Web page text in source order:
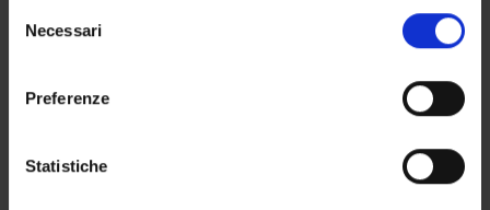
modificare o revocare il proprio consenso in qualsiasi
momento dalla Dichiarazione sui cookie o facendo clic
raccogliere informazioni sulla tua posizione
geografica, con un'approssimazione di qualche
delNecessari
Preferenze
Statistiche
STRUTTURE
BIBLIOTECHE